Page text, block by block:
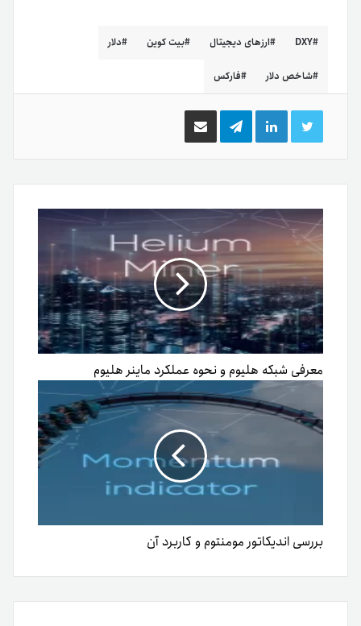
DXY ارزهای دیجیتال بیت کوین دلار
شاخص دلار فارکس
توییتر لینکدینتلگرام اشتراک
گذاری
ایمیل
معرفی شبکه هلیوم و نحوه عملکرد ماینر هلیوم
بررسی اندیکاتور مومنتوم و کاربرد آن